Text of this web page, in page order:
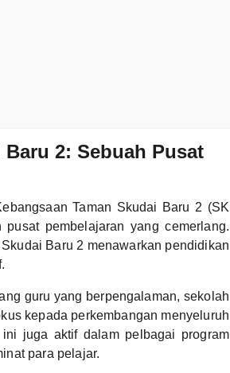
2: Sebuah Pusat
Taman Skudai Baru 2 (SK
pembelajaran yang cemerlang.
Baru 2 menawarkan pendidikan
guru yang berpengalaman, sekolah
kepada perkembangan menyeluruh
juga aktif dalam pelbagai program
para pelajar.